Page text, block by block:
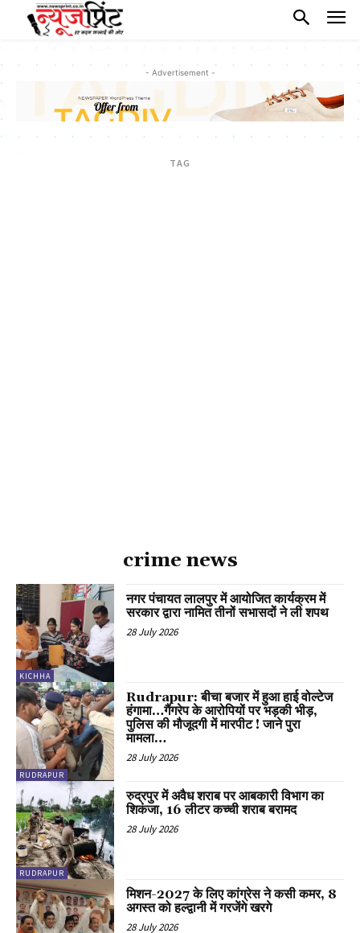
- Advertisement -
TAG
crime news
KICHHA
नगर पंचायत लालपुर में आयोजित कार्यक्रम में
सरकार द्वारा नामित तीनों सभासदों ने ली शपथ
28 July 2026
RUDRAPUR
Rudrapur: बीचा बजार में हुआ हाई वोल्टेज
हंगामा…गैंगरेप के आरोपियों पर भड़की भीड़,
पुलिस की मौजूदगी में मारपीट ! जाने पुरा
मामला…
28 July 2026
RUDRAPUR
रुद्रपुर में अवैध शराब पर आबकारी विभाग का
शिकंजा, 16 लीटर कच्ची शराब बरामद
28 July 2026
मिशन-2027 के लिए कांग्रेस ने कसी कमर, 8
अगस्त को हल्द्वानी में गरजेंगे खरगे
28 July 2026